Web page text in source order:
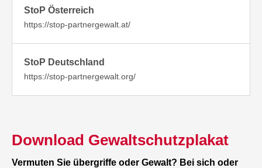
StoP Österreich
https://stop-partnergewalt.at/
StoP Deutschland
https://stop-partnergewalt.org/
Download Gewaltschutzplakat
Vermuten Sie übergriffe oder Gewalt? Bei sich oder